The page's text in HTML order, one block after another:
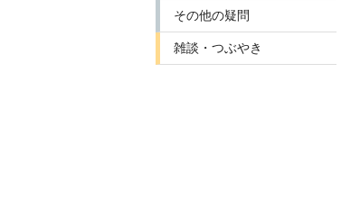
その他の疑問
雑談・つぶやき